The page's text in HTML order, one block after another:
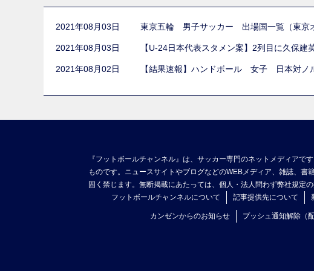
2021年08月03日 東京五輪 男子サッカー 出場国一覧（東京
2021年08月03日 【U-24日本代表スタメン案】2列目に久保
2021年08月02日 【結果速報】ハンドボール 女子 日本対ノ
『フットボールチャンネル』は、サッカー専門のネットメディア
ものです。ニュースサイトやブログなどのWEBメディア、雑誌、
固く禁じます。無断掲載にあたっては、個人・法人問わず弊社規定
フットボールチャンネルについて
記事提供先について
カンゼンからのお知らせ プッシュ通知解除（